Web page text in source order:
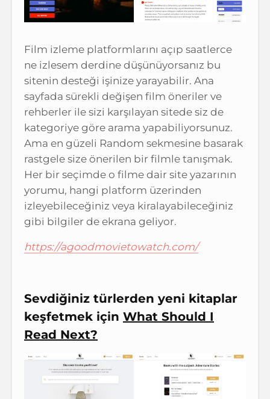
Film izleme platformlarını açıp saatlerce
ne izlesem derdine düşünüyorsanız bu
sitenin desteği işinize yarayabilir. Ana
sayfada sürekli değişen film öneriler ve
rehberler ile sizi karşılayan sitede siz de
kategoriye göre arama yapabiliyorsunuz.
Ama en güzeli Random sekmesine basarak
rastgele size önerilen bir filmle tanışmak.
Her bir seçimde o filme dair site yazarının
yorumu, hangi platform üzerinden
izleyebileceğiniz veya kiralayabileceğiniz
gibi bilgiler de ekrana geliyor.
https://agoodmovietowatch.com/
Sevdiğiniz türlerden yeni kitaplar
keşfetmek için What Should I
Read Next?